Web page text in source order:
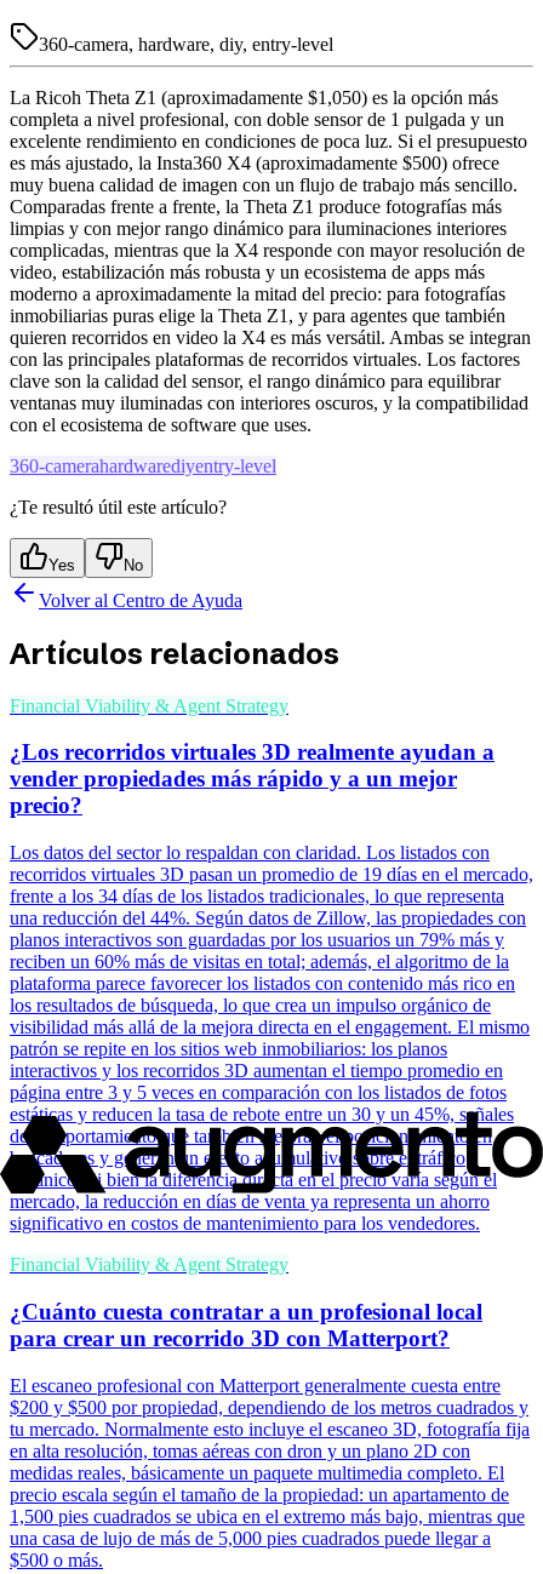
360-camera, hardware, diy, entry-level
La Ricoh Theta Z1 (aproximadamente $1,050) es la opción más
completa a nivel profesional, con doble sensor de 1 pulgada y un
excelente rendimiento en condiciones de poca luz. Si el presupuesto
es más ajustado, la Insta360 X4 (aproximadamente $500) ofrece
muy buena calidad de imagen con un flujo de trabajo más sencillo.
Comparadas frente a frente, la Theta Z1 produce fotografías más
limpias y con mejor rango dinámico para iluminaciones interiores
complicadas, mientras que la X4 responde con mayor resolución de
video, estabilización más robusta y un ecosistema de apps más
moderno a aproximadamente la mitad del precio: para fotografías
inmobiliarias puras elige la Theta Z1, y para agentes que también
quieren recorridos en video la X4 es más versátil. Ambas se integran
con las principales plataformas de recorridos virtuales. Los factores
clave son la calidad del sensor, el rango dinámico para equilibrar
ventanas muy iluminadas con interiores oscuros, y la compatibilidad
con el ecosistema de software que uses.
360-camerahardwarediyentry-level
¿Te resultó útil este artículo?
Yes No
Volver al Centro de Ayuda
Artículos relacionados
Financial Viability & Agent Strategy
¿Los recorridos virtuales 3D realmente ayudan a
vender propiedades más rápido y a un mejor
precio?
Los datos del sector lo respaldan con claridad. Los listados con
recorridos virtuales 3D pasan un promedio de 19 días en el mercado,
frente a los 34 días de los listados tradicionales, lo que representa
una reducción del 44%. Según datos de Zillow, las propiedades con
planos interactivos son guardadas por los usuarios un 79% más y
reciben un 60% más de visitas en total; además, el algoritmo de la
plataforma parece favorecer los listados con contenido más rico en
los resultados de búsqueda, lo que crea un impulso orgánico de
visibilidad más allá de la mejora directa en el engagement. El mismo
patrón se repite en los sitios web inmobiliarios: los planos
interactivos y los recorridos 3D aumentan el tiempo promedio en
página entre 3 y 5 veces en comparación con los listados de fotos
estáticas y reducen la tasa de rebote entre un 30 y un 45%, señales
de comportamiento que también mejoran el posicionamiento en
buscadores y generan un efecto acumulativo sobre el tráfico
orgánico. Si bien la diferencia directa en el precio varía según el
mercado, la reducción en días de venta ya representa un ahorro
significativo en costos de mantenimiento para los vendedores.
Financial Viability & Agent Strategy
¿Cuánto cuesta contratar a un profesional local
para crear un recorrido 3D con Matterport?
El escaneo profesional con Matterport generalmente cuesta entre
$200 y $500 por propiedad, dependiendo de los metros cuadrados y
tu mercado. Normalmente esto incluye el escaneo 3D, fotografía fija
en alta resolución, tomas aéreas con dron y un plano 2D con
medidas reales, básicamente un paquete multimedia completo. El
precio escala según el tamaño de la propiedad: un apartamento de
1,500 pies cuadrados se ubica en el extremo más bajo, mientras que
una casa de lujo de más de 5,000 pies cuadrados puede llegar a
$500 o más.